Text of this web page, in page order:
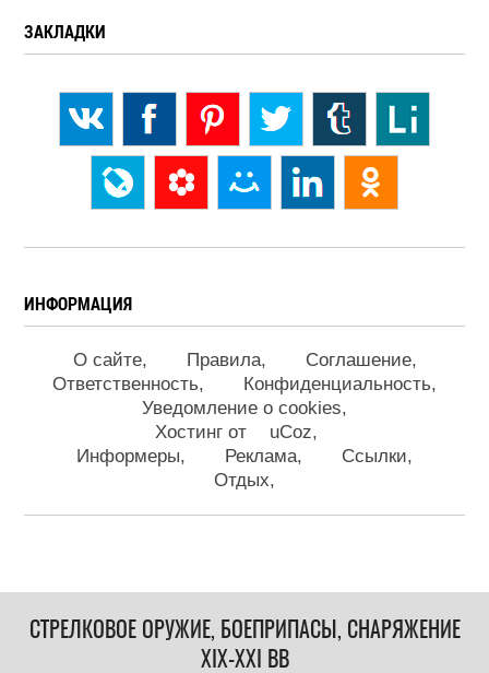
ЗАКЛАДКИ
ИНФОРМАЦИЯ
О сайте Правила
Соглашение
Ответственность
Конфиденциальность
Уведомление о cookies
Хостинг от
uCoz
Информеры
Реклама
Ссылки
Отдых
СТРЕЛКОВОЕ ОРУЖИЕ, БОЕПРИПАСЫ, СНАРЯЖЕНИЕ
XIX-XXI ВВ